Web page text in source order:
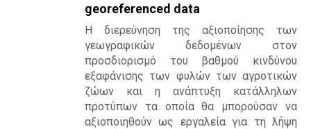
georeferenced data
Η διερεύνηση της αξιοποίησης των
γεωγραφικών δεδομένων στον
προσδιορισμό του βαθμού κινδύνου
εξαφάνισης των φυλών των αγροτικών
ζώων και η ανάπτυξη κατάλληλων
προτύπων τα οποία θα μπορούσαν να
αξιοποιηθούν ως εργαλεία για τη λήψη